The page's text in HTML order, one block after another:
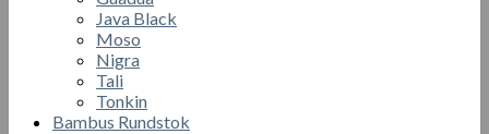
Java Black
Moso
Nigra
Tali
Tonkin
Bambus Rundstok